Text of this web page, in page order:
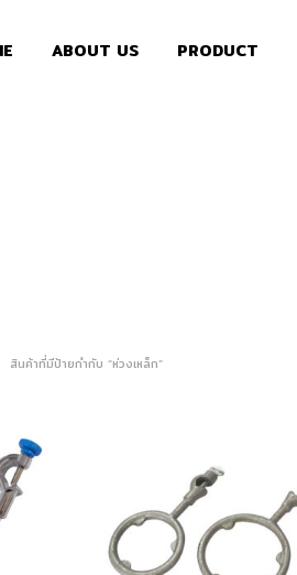
ABOUT US PRODUCT
สินค้าที่มีป้ายกำกับ “ห่วงเหล็ก”